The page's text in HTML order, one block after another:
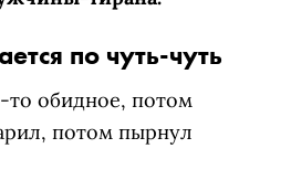
по чуть-чуть
то обидное, потом
потом пырнул